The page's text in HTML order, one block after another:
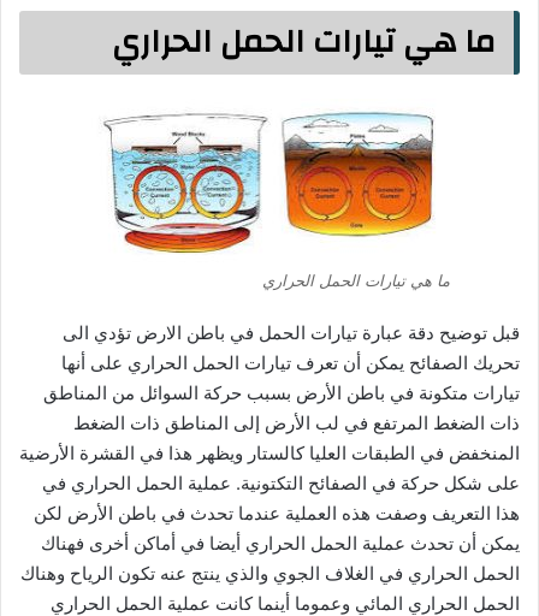
ما هي تيارات الحمل الحراري
ما هي تيارات الحمل الحراري
قبل توضيح دقة عبارة تيارات الحمل في باطن الارض تؤدي الى
تحريك الصفائح يمكن أن تعرف تيارات الحمل الحراري على أنها
تيارات متكونة في باطن الأرض بسبب حركة السوائل من المناطق
ذات الضغط المرتفع في لب الأرض إلى المناطق ذات الضغط
المنخفض في الطبقات العليا كالستار ويظهر هذا في القشرة الأرضية
على شكل حركة في الصفائح التكتونية. عملية الحمل الحراري في
هذا التعريف وصفت هذه العملية عندما تحدث في باطن الأرض لكن
يمكن أن تحدث عملية الحمل الحراري أيضا في أماكن أخرى فهناك
الحمل الحراري في الغلاف الجوي والذي ينتج عنه تكون الرياح وهناك
الحمل الحراري المائي وعموما أينما كانت عملية الحمل الحراري